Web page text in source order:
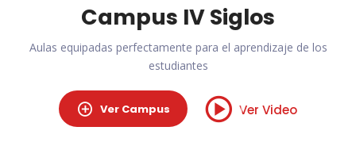
Campus IV Siglos
Aulas equipadas perfectamente para el aprendizaje de los
estudiantes
Ver Campus Ver Video